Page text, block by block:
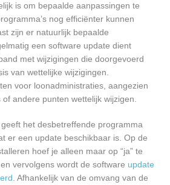
is om bepaalde aanpassingen te
nog efficiënter kunnen
zijn er natuurlijk bepaalde
een software update dient
met wijzigingen die doorgevoerd
van wettelijke wijzigingen.
voor loonadministraties, aangezien
andere punten wettelijk wijzigen.
het desbetreffende programma
er een update beschikbaar is. Op de
hoef je alleen maar op “ja” te
vervolgens wordt de software update
. Afhankelijk van de omvang van de